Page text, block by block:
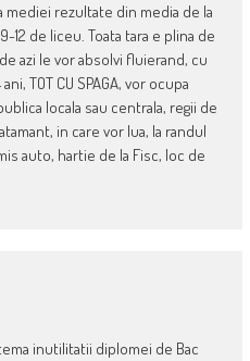
rezultate din media de la
12 de liceu. Toata tara e plina de
azi le vor absolvi fluierand, cu
TOT CU SPAGA, vor ocupa
locala sau centrala, regii de
in care vor lua, la randul
auto, hartie de la Fisc, loc de
inutilitatii diplomei de Bac